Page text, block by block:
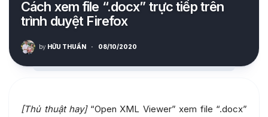
Cách xem file “.docx” trực tiếp trên
trình duyệt Firefox
by HỮU THUẦN · 08/10/2020
[Thủ thuật hay]“Open XML Viewer” xem file “.docx”